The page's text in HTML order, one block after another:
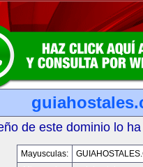
de este dominio lo
Mayusculas: